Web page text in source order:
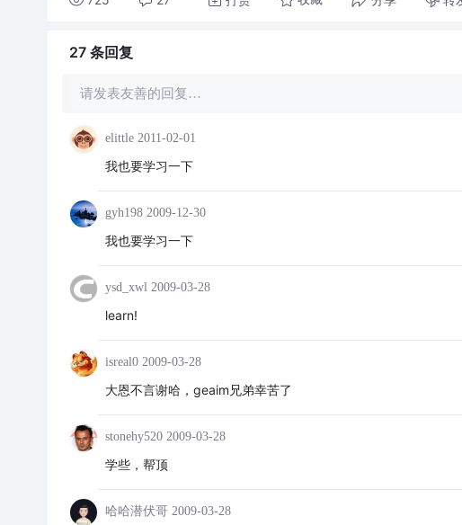
27 条回复
请发表友善的回复…
elittle 2011-02-01
我也要学习一下
gyh198 2009-12-30
我也要学习一下
ysd_xwl 2009-03-28
learn!
isreal0 2009-03-28
大恩不言谢哈，geaim兄弟幸苦了
stonehy520 2009-03-28
学些，帮顶
哈哈潜伏哥 2009-03-28